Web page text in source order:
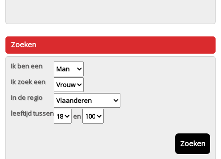
Zoeken
Ik ben een
Ik zoek een
In de regio
leeftijd tussen
en
Zoeken